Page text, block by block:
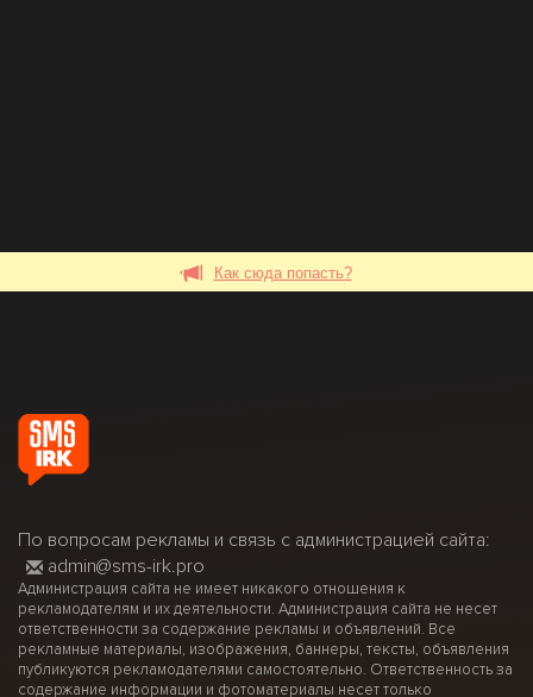
Как сюда попасть?
По вопросам рекламы и связь с администрацией сайта:
admin@sms-irk.pro
Администрация сайта не имеет никакого отношения к
рекламодателям и их деятельности. Администрация сайта не несет
ответственности за содержание рекламы и объявлений. Все
рекламные материалы, изображения, баннеры, тексты, объявления
публикуются рекламодателями самостоятельно. Ответственность за
содержание информации и фотоматериалы несет только